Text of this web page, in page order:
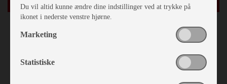
Indretning
Fransk soveværelse
Hæve/sænkebord
Du vil altid kunne ændre dine indstillinger ved at trykke på
ikonet i nederste venstre hjørne.
Marketing
Statistiske